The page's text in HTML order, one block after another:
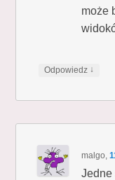
może
Odpowiedz ↓
malgo,
Jedne